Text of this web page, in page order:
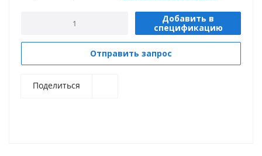
Добавить в
спецификацию
Отправить запрос
Поделиться